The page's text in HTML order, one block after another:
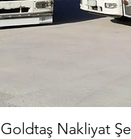
Nakliyat